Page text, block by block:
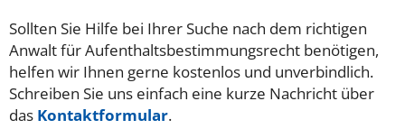
Sollten Sie Hilfe bei Ihrer Suche nach dem richtigen
Anwalt für Aufenthaltsbestimmungsrecht benötigen,
helfen wir Ihnen gerne kostenlos und unverbindlich.
Schreiben Sie uns einfach eine kurze Nachricht über
das Kontaktformular.